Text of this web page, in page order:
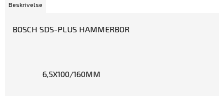
Beskrivelse
BOSCH SDS-PLUS HAMMERBOR
6,5X100/160MM